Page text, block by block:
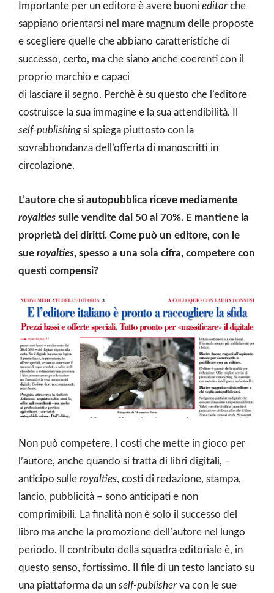
Importante per un editore è avere buoni editor che
sappiano orientarsi nel mare magnum delle proposte
e scegliere quelle che abbiano caratteristiche di
successo, certo, ma che siano anche coerenti con il
proprio marchio e capaci
di lasciare il segno. Perchè è su questo che l’editore
costruisce la sua immagine e la sua attendibilità. Il
self-publishingsi spiega piuttosto con la
sovrabbondanza dell’offerta di manoscritti in
circolazione.
L’autore che si autopubblica riceve mediamente
royalties sulle vendite dal 50 al 70%. E mantiene la
proprietà dei diritti. Come può un editore, con le
sue royalties, spesso a una sola cifra, competere con
questi compensi?
Non può competere. I costi che mette in gioco per
l’autore, anche quando si tratta di libri digitali, –
anticipo sulle royalties, costi di redazione, stampa,
lancio, pubblicità – sono anticipati e non
comprimibili. La finalità non è solo il successo del
libro ma anche la promozione dell’autore nel lungo
periodo. Il contributo della squadra editoriale è, in
questo senso, fortissimo. Il file di un testo lanciato su
una piattaforma da un self-publisher va con le sue